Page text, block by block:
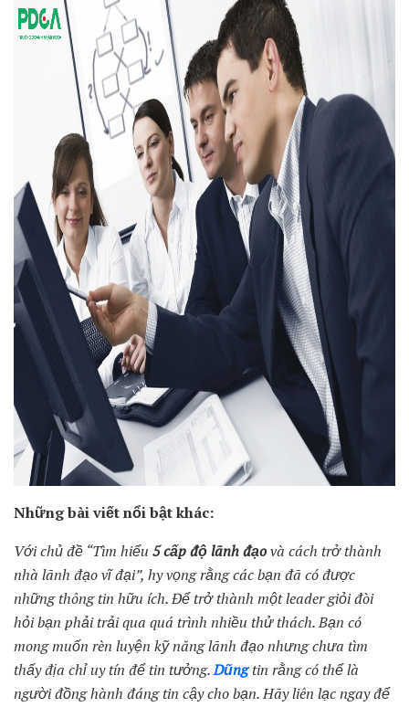
Những bài viết nổi bật khác:
Với chủ đề “Tìm hiểu 5 cấp độ lãnh đạovà cách trở thành
nhà lãnh đạo vĩ đại”, hy vọng rằng các bạn đã có được
những thông tin hữu ích. Để trở thành một leader giỏi đòi
hỏi bạn phải trải qua quá trình nhiều thử thách. Bạn có
mong muốn rèn luyện kỹ năng lãnh đạo nhưng chưa tìm
thấy địa chỉ uy tín để tin tưởng.Dũngtin rằng có thể là
người đồng hành đáng tin cậy cho bạn. Hãy liên lạc ngay để